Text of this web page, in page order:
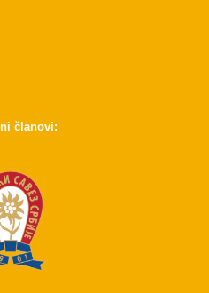
članovi: